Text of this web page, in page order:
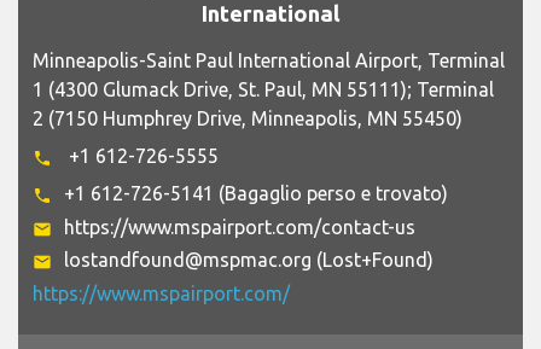
International
Minneapolis-Saint Paul International Airport, Terminal
1 (4300 Glumack Drive, St. Paul, MN 55111); Terminal
2 (7150 Humphrey Drive, Minneapolis, MN 55450)
phone +1 612-726-5555
phone +1 612-726-5141 (Bagaglio perso e trovato)
email https://www.mspairport.com/contact-us
email
lostandfound@mspmac.org (Lost+Found)
https://www.mspairport.com/